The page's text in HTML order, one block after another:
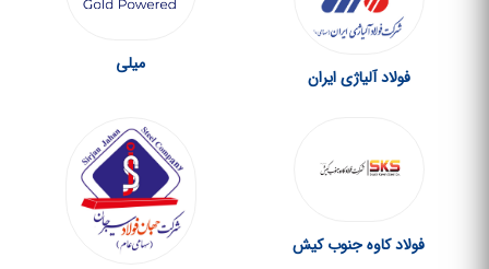
فولاد آلیاژی ایران
میلی
فولاد کاوه جنوب کیش